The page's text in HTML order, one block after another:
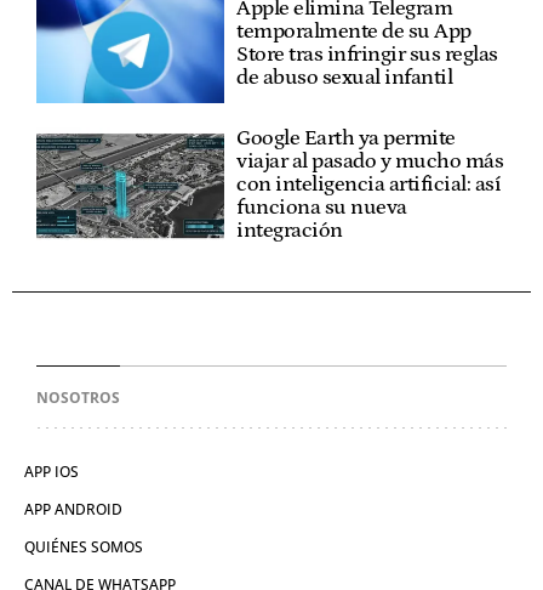
Apple elimina Telegram
temporalmente de su App
Store tras infringir sus reglas
de abuso sexual infantil
Google Earth ya permite
viajar al pasado y mucho más
con inteligencia artificial: así
funciona su nueva
integración
NOSOTROS
APP IOS
APP ANDROID
QUIÉNES SOMOS
CANAL DE WHATSAPP